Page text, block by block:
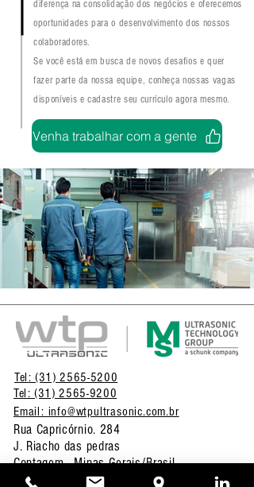
diferença na consolidação dos negócios e oferecemos
oportunidades para o desenvolvimento dos nossos
colaboradores.
Se você está em busca de novos desafios e quer
fazer parte da nossa equipe, conheça nossas vagas
disponíveis e cadastre seu currículo agora mesmo.
Venha trabalhar com a gente
Tel: (31) 2565-5200
Tel: (31) 2565-9200
Email: info@wtpultrasonic.com.br
Rua Capricórnio. 284
J. Riacho das pedras
Contagem - Minas Gerais/Brasil
CEP:
32.242-220